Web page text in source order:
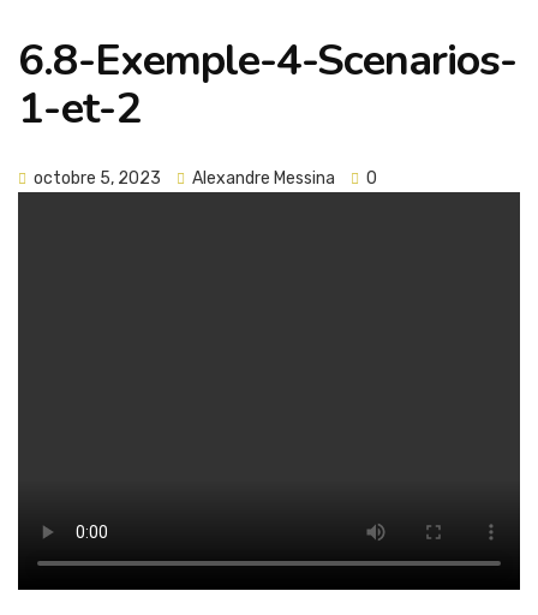
6.8-Exemple-4-Scenarios-
1-et-2
octobre 5, 2023 Alexandre Messina 0